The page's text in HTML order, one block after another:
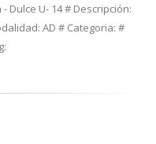
Dulce U- 14 # Descripción:
AD # Categoria: #